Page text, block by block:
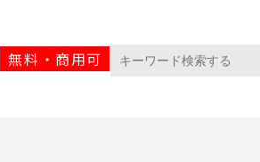
無料・商用可